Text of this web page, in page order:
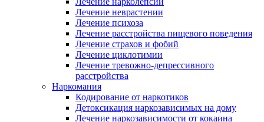
Лечение неврастении
Лечение психоза
Лечение расстройства пищевого поведения
Лечение страхов и фобий
Лечение циклотимии
Лечение тревожно-депрессивного
расстройства
Наркомания
Кодирование от наркотиков
Детоксикация наркозависимых на дому
Лечение наркозависимости от кокаина